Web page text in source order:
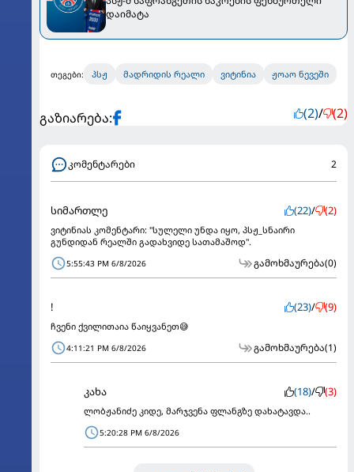
დაიმატა
თეგები: პსჟ მადრიდის რეალი ვიტინია ჟოაო ნევეში
გაზიარება: (2)/ (2)
კომენტარები 2
სიმართლე (22)/ (2)
ვიტინიას კომენტარი: "სულელი უნდა იყო, პსჟ_სნაირი
გუნდიდან რეალში გადახვიდე სათამაშოდ".
5:55:43 PM 6/8/2026 გამოხმაურება(0)
! (23)/ (9)
ჩვენი ქვილითაია წაიყვანეთ😅
4:11:21 PM 6/8/2026 გამოხმაურება(1)
კახა (18)/ (3)
ლობჟანიძე კიდე, მარჯვენა ფლანგზე დახატავდა..
5:20:28 PM 6/8/2026